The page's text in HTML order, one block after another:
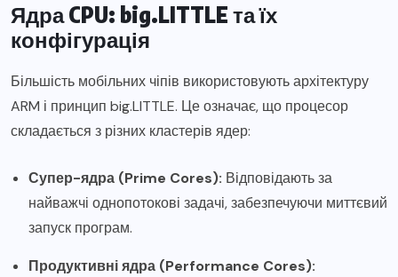
Ядра CPU: big.LITTLE та їх
конфігурація
Більшість мобільних чіпів використовують архітектуру
ARM і принцип big.LITTLE. Це означає, що процесор
складається з різних кластерів ядер:
Супер-ядра (Prime Cores): Відповідають за
найважчі однопотокові задачі, забезпечуючи миттєвий
запуск програм.
Продуктивні ядра (Performance Cores):